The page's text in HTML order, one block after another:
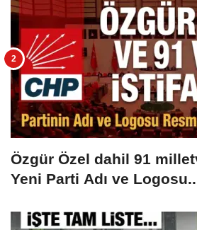
Özgür Özel dahil 91
Yeni Parti Adı ve